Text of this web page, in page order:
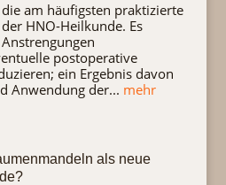
am häufigsten praktizierte
HNO-Heilkunde. Es
postoperative
ein Ergebnis davon
Anwendung der... mehr
als neue